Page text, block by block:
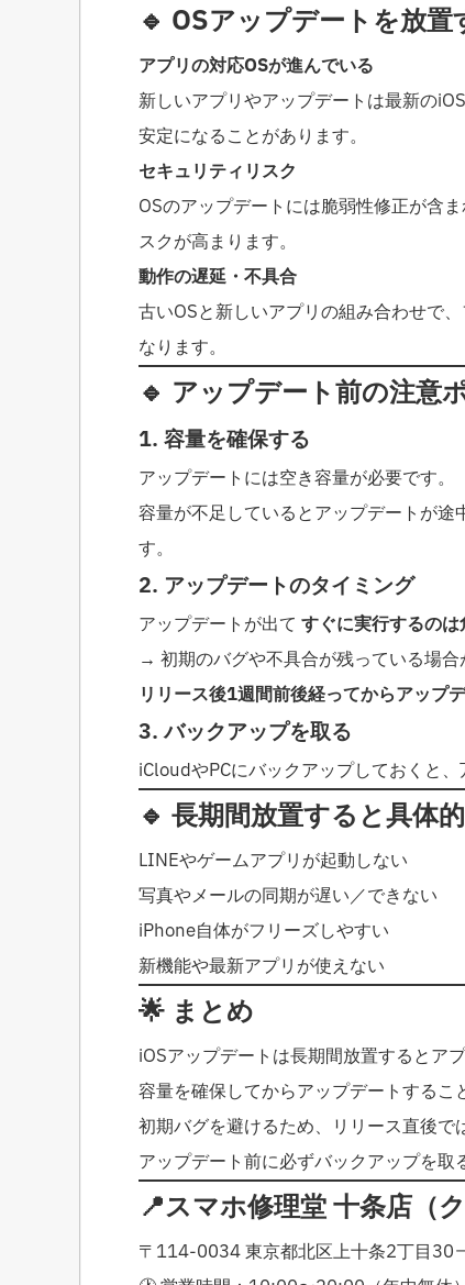
🔹 OSアップデートを放
アプリの対応OSが進んでいる
新しいアプリやアップデートは最新の
安定になることがあります。
セキュリティリスク
OSのアップデートには脆弱性修正が含
スクが高まります。
動作の遅延・不具合
古いOSと新しいアプリの組み合わせで
なります。
🔹 アップデート前の注意
1. 容量を確保する
アップデートには空き容量が必要です。
容量が不足しているとアップデートが
す。
2. アップデートのタイミング
アップデートが出て すぐに実行するのは
→ 初期のバグや不具合が残っている場合
リリース後1週間前後経ってからアップ
3. バックアップを取る
iCloudやPCにバックアップしておくと
🔹 長期間放置すると具体
LINEやゲームアプリが起動しない
写真やメールの同期が遅い／できない
iPhone自体がフリーズしやすい
新機能や最新アプリが使えない
🌟 まとめ
iOSアップデートは長期間放置するとア
容量を確保してからアップデートするこ
初期バグを避けるため、リリース直後で
アップデート前に必ずバックアップを取
📍スマホ修理堂 十条店（
〒114-0034 東京都北区上十条2丁目